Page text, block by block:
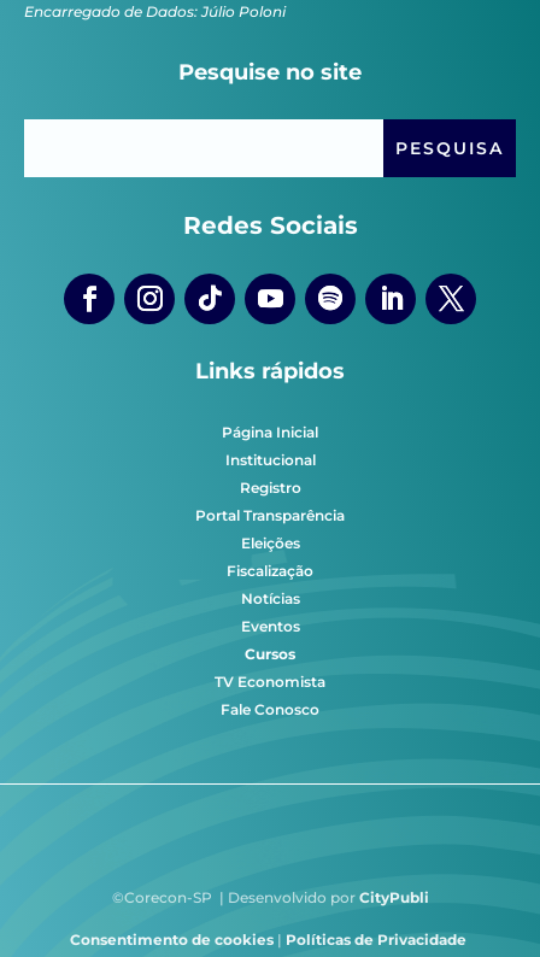
Encarregado de Dados: Júlio Poloni
Pesquise no site
Redes Sociais
Links rápidos
Página Inicial
Institucional
Registro
Portal Transparência
Eleições
Fiscalização
Notícias
Eventos
Cursos
TV Economista
Fale Conosco
©Corecon-SP | Desenvolvido por CityPubli
Consentimento de cookies | Políticas de Privacidade